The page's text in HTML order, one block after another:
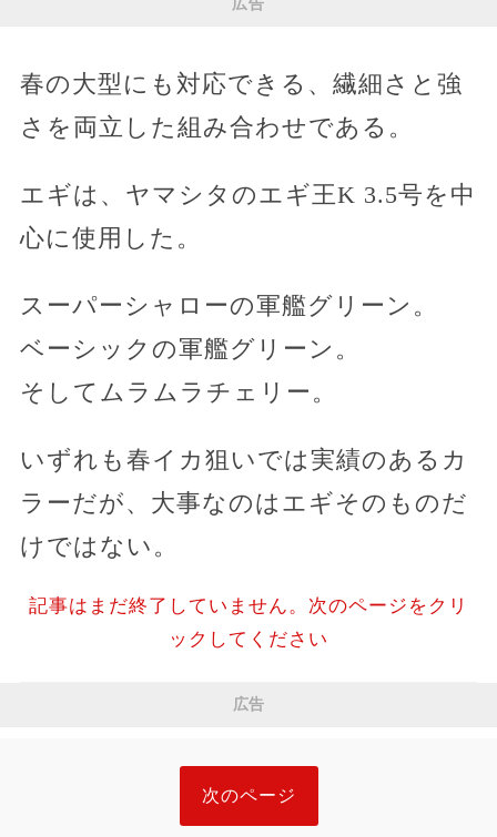
広告
春の大型にも対応できる、繊細さと強
さを両立した組み合わせである。
エギは、ヤマシタのエギ王K 3.5号を中
心に使用した。
スーパーシャローの軍艦グリーン。
ベーシックの軍艦グリーン。
そしてムラムラチェリー。
いずれも春イカ狙いでは実績のあるカ
ラーだが、大事なのはエギそのものだ
けではない。
記事はまだ終了していません。次のページをクリ
ックしてください
広告
次のページ